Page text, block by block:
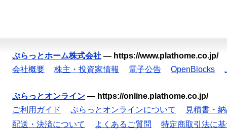
ぷらっとホーム株式会社 — https://www.plathome.co.jp/
会社概要
株主・投資家情報 電子公告 OpenBlocks
ぷらっとオンライン — https://online.plathome.co.jp/
ご利用ガイド
ぷらっとオンラインについて
見積書・
配送・決済について
よくあるご質問
特定商取引法に